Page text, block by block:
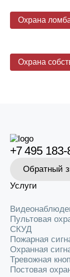
Охрана
Охрана
+7 495
Обратный
Услуги
Пультовая
СКУД
Пожарная
Охранная
Тревожная
Постовая